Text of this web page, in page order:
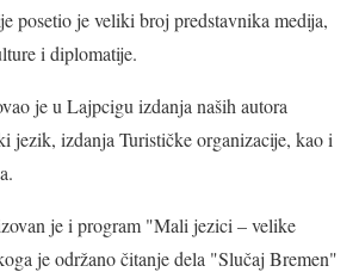
posetio je veliki broj predstavnika medija,
i diplomatije.
je u Lajpcigu izdanja naših autora
jezik, izdanja Turističke organizacije, kao i
je i program "Mali jezici – velike
je održano čitanje dela "Slučaj Bremen"